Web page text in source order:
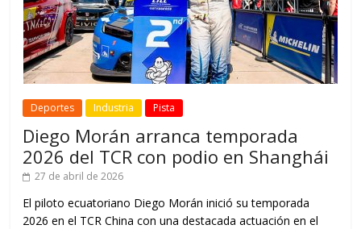
Deportes Industria Pista
Diego Morán arranca temporada
2026 del TCR con podio en Shanghái
27 de abril de 2026
El piloto ecuatoriano Diego Morán inició su temporada
2026 en el TCR China con una destacada actuación en el